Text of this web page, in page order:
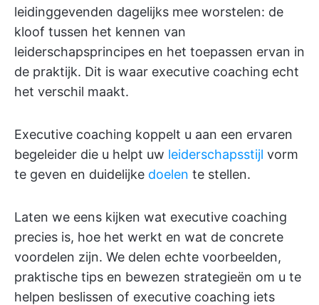
leidinggevenden dagelijks mee worstelen: de
kloof tussen het kennen van
leiderschapsprincipes en het toepassen ervan in
de praktijk. Dit is waar executive coaching echt
het verschil maakt.
Executive coaching koppelt u aan een ervaren
begeleider die u helpt uw leiderschapsstijl vorm
te geven en duidelijke doelen te stellen.
Laten we eens kijken wat executive coaching
precies is, hoe het werkt en wat de concrete
voordelen zijn. We delen echte voorbeelden,
praktische tips en bewezen strategieën om u te
helpen beslissen of executive coaching iets